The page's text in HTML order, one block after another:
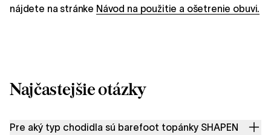
nájdete na stránke Návod na použitie a ošetrenie obuvi.
Najčastejšie otázky
Pre aký typ chodidla sú barefoot topánky SHAPEN